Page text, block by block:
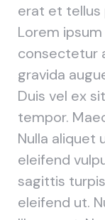
erat et tellus
Lorem
consectetur
gravida
Duis vel ex
tempor.
Nulla aliquet
eleifend
sagittis
eleifend ut.